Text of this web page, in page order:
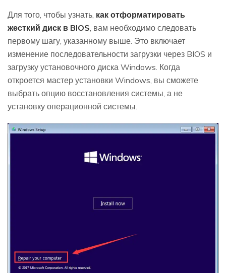
Для того, чтобы узнать, как отформатировать
жесткий диск в BIOS, вам необходимо следовать
первому шагу, указанному выше. Это включает
изменение последовательности загрузки через BIOS и
загрузку установочного диска Windows. Когда
откроется мастер установки Windows, вы сможете
выбрать опцию восстановления системы, а не
установку операционной системы.